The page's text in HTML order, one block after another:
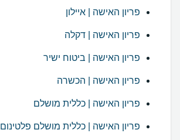
פריון האישה | איילון
פריון האישה | דקלה
פריון האישה | ביטוח ישיר
פריון האישה | הכשרה
פריון האישה | כללית מושלם
פריון האישה | כללית מושלם פלטינום